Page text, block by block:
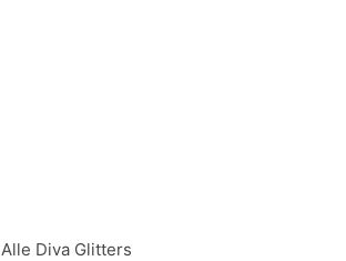
Alle Diva Glitters